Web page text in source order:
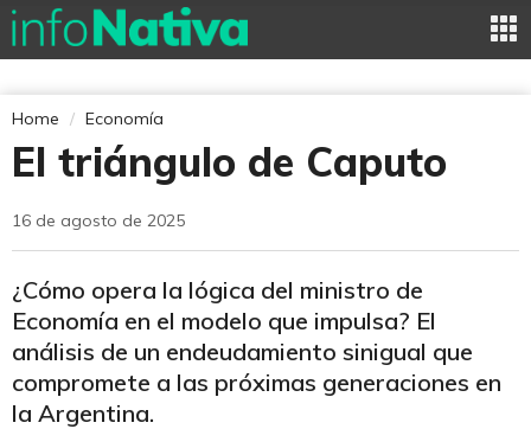
Home Economía
El triángulo de Caputo
16 de agosto de 2025
¿Cómo opera la lógica del ministro de
Economía en el modelo que impulsa? El
análisis de un endeudamiento sinigual que
compromete a las próximas generaciones en
la Argentina.